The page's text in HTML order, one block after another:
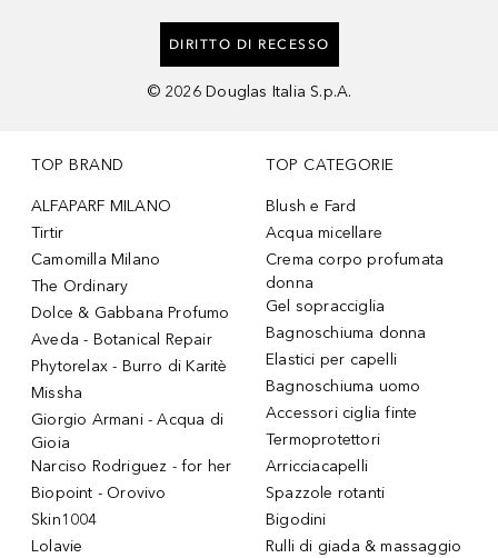
DIRITTO DI RECESSO
© 2026 Douglas Italia S.p.A.
TOP BRAND
ALFAPARF MILANO
Tirtir
Camomilla Milano
The Ordinary
Dolce & Gabbana Profumo
Aveda - Botanical Repair
Phytorelax - Burro di Karitè
Missha
Giorgio Armani - Acqua di
Gioia
Narciso Rodriguez - for her
Biopoint - Orovivo
Skin1004
Lolavie
TOP CATEGORIE
Blush e Fard
Acqua micellare
Crema corpo profumata
donna
Gel sopracciglia
Bagnoschiuma donna
Elastici per capelli
Bagnoschiuma uomo
Accessori ciglia finte
Termoprotettori
Arricciacapelli
Spazzole rotanti
Bigodini
Rulli di giada & massaggio